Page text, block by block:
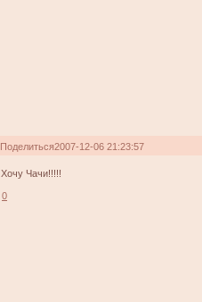
Поделиться2007-12-06 21:23:57
Хочу Чачи!!!!!
0